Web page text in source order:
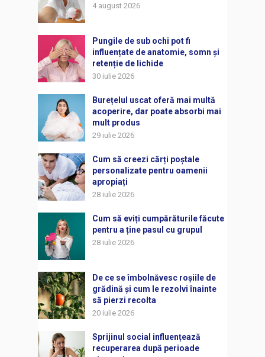
4 august 2026
Pungile de sub ochi pot fi
influențate de anatomie, somn și
retenție de lichide
30 iulie 2026
Burețelul uscat oferă mai multă
acoperire, dar poate absorbi mai
mult produs
29 iulie 2026
Cum să creezi cărți poștale
personalizate pentru oamenii
apropiați
28 iulie 2026
Cum să eviți cumpărăturile făcute
pentru a ține pasul cu grupul
28 iulie 2026
De ce se îmbolnăvesc roșiile de
grădină și cum le rezolvi înainte
să pierzi recolta
20 iulie 2026
Sprijinul social influențează
recuperarea după perioade